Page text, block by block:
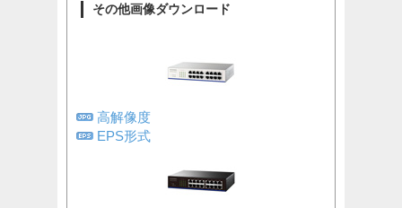
その他画像ダウンロード
高解像度
EPS形式